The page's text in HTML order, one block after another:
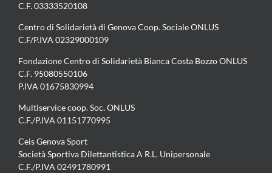
C.F. 03333520108
Centro di Solidarietà di Genova Coop. Sociale ONLUS
C.F/P.IVA 02329000109
Fondazione Centro di Solidarietà Bianca Costa Bozzo ONLUS
C.F. 95080550106
P.IVA 01675830994
Multiservice coop. Soc. ONLUS
C.F./P.IVA 01151770995
Ceis Genova Sport
Società Sportiva Dilettantistica A R.L. Unipersonale
C.F./P.IVA 02491780991